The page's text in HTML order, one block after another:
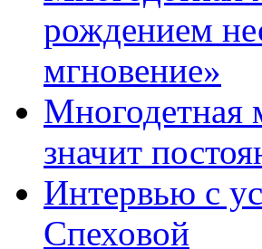
рождением
мгновение»
Многодетная
значит
Интервью с
Спеховой